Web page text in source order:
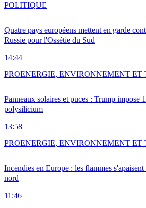
Quatre pays européens mettent en garde
Russie pour l'Ossétie du Sud
14:44
POLITIQUE
Panneaux solaires et puces : Trump impose
polysilicium
13:58
PROENERGIE, ENVIRONNEMENT ET
Incendies en Europe : les flammes
nord
11:46
PROENERGIE, ENVIRONNEMENT ET